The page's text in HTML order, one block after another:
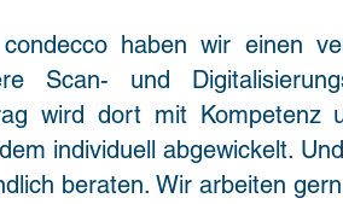
haben wir einen
Scan- und
wird dort mit Kompetenz
individuell abgewickelt.
beraten. Wir arbeiten